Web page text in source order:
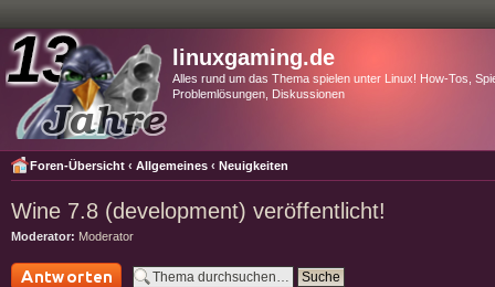
linuxgaming.de
Alles rund um das Thema spielen unter Linux! How-Tos,
Problemlösungen, Diskussionen
Foren-Übersicht ‹ Allgemeines ‹ Neuigkeiten
Wine 7.8 (development) veröffentlicht!
Moderator: Moderator